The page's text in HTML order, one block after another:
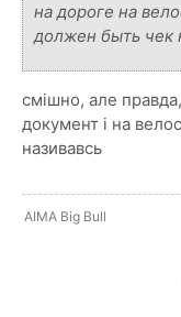
на дороге на
должен быть чек
смішно, але
документ і на
називавсь
AIMA Big Bull